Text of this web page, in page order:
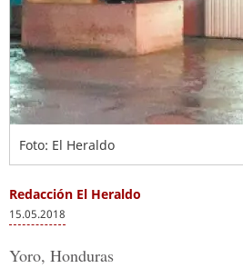
Foto: El Heraldo
Redacción El Heraldo
15.05.2018
Yoro, Honduras